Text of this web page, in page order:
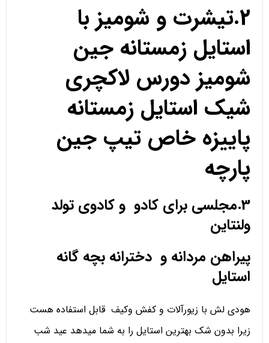
2.تیشرت و شومیز با
استایل زمستانه جین
شومیز دورس لاکچری
شیک استایل زمستانه
پاییزه خاص تیپ جین
پارچه
3.مجلسی برای کادو و کادوی تولد
ولنتاین
پیراهن مردانه و دخترانه بچه گانه
استایل
هودی لش با زیورآلات و کفش وکیف قابل استفاده هست
زیرا بدون شک بهترین استایل را به شما میدهد عید شب